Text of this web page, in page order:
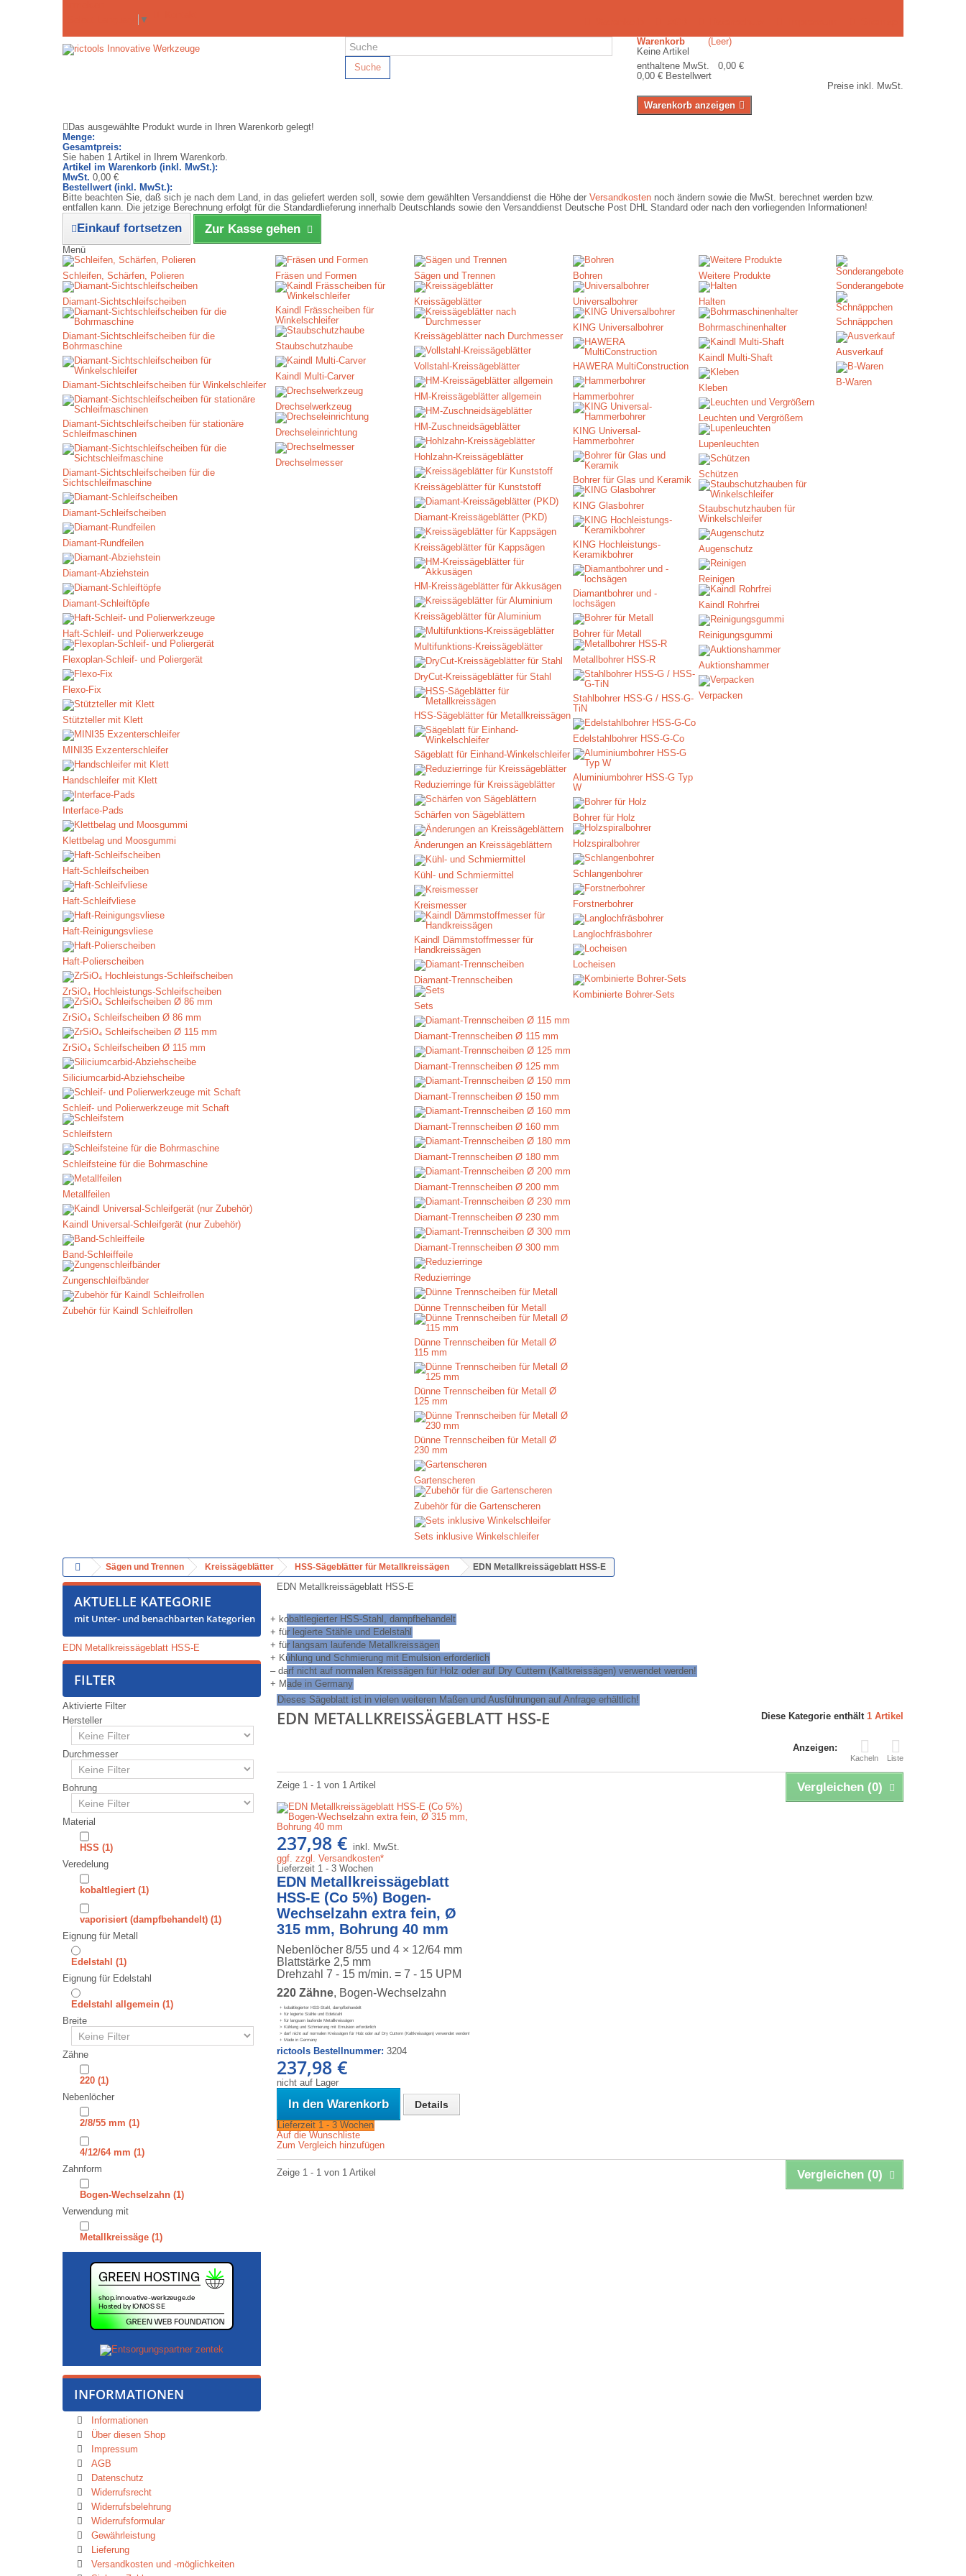
▼
Suche
Warenkorb
(Leer)
Keine Artikel
enthaltene MwSt. 0,00 €
0,00 € Bestellwert
Preise inkl. MwSt.
Warenkorb anzeigen
Das ausgewählte Produkt wurde in Ihren Warenkorb gelegt!
Menge:
Gesamtpreis:
Sie haben 1 Artikel in Ihrem Warenkorb.
Artikel im Warenkorb (inkl. MwSt.):
MwSt. 0,00 €
Bestellwert (inkl. MwSt.):
Bitte beachten Sie, daß sich je nach dem Land, in das geliefert werden soll, sowie dem gewählten Versanddienst die Höhe der Versandkosten noch ändern sowie die MwSt. berechnet werden bzw.
entfallen kann. Die jetzige Berechnung erfolgt für die Standardlieferung innerhalb Deutschlands sowie den Versanddienst Deutsche Post DHL Standard oder nach den vorliegenden Informationen!
Einkauf fortsetzen Zur Kasse gehen
Menü
Schleifen, Schärfen, Polieren
Diamant-Sichtschleifscheiben
Diamant-Sichtschleifscheiben für die
Bohrmaschine
Diamant-Sichtschleifscheiben für Winkelschleifer
Diamant-Sichtschleifscheiben für stationäre
Schleifmaschinen
Diamant-Sichtschleifscheiben für die
Sichtschleifmaschine
Diamant-Schleifscheiben
Diamant-Rundfeilen
Diamant-Abziehstein
Diamant-Schleiftöpfe
Haft-Schleif- und Polierwerkzeuge
Flexoplan-Schleif- und Poliergerät
Flexo-Fix
Stützteller mit Klett
MINI35 Exzenterschleifer
Handschleifer mit Klett
Interface-Pads
Klettbelag und Moosgummi
Haft-Schleifscheiben
Haft-Schleifvliese
Haft-Reinigungsvliese
Haft-Polierscheiben
ZrSiO₄ Hochleistungs-Schleifscheiben
ZrSiO₄ Schleifscheiben Ø 86 mm
ZrSiO₄ Schleifscheiben Ø 115 mm
Siliciumcarbid-Abziehscheibe
Schleif- und Polierwerkzeuge mit Schaft
Schleifstern
Schleifsteine für die Bohrmaschine
Metallfeilen
Kaindl Universal-Schleifgerät (nur Zubehör)
Band-Schleiffeile
Zungenschleifbänder
Zubehör für Kaindl Schleifrollen
Fräsen und Formen
Kaindl Frässcheiben für
Winkelschleifer
Staubschutzhaube
Kaindl Multi-Carver
Drechselwerkzeug
Drechseleinrichtung
Drechselmesser
Sägen und Trennen
Kreissägeblätter
Kreissägeblätter nach Durchmesser
Vollstahl-Kreissägeblätter
HM-Kreissägeblätter allgemein
HM-Zuschneidsägeblätter
Hohlzahn-Kreissägeblätter
Kreissägeblätter für Kunststoff
Diamant-Kreissägeblätter (PKD)
Kreissägeblätter für Kappsägen
HM-Kreissägeblätter für Akkusägen
Kreissägeblätter für Aluminium
Multifunktions-Kreissägeblätter
DryCut-Kreissägeblätter für Stahl
HSS-Sägeblätter für Metallkreissägen
Sägeblatt für Einhand-Winkelschleifer
Reduzierringe für Kreissägeblätter
Schärfen von Sägeblättern
Änderungen an Kreissägeblättern
Kühl- und Schmiermittel
Kreismesser
Kaindl Dämmstoffmesser für
Handkreissägen
Diamant-Trennscheiben
Sets
Diamant-Trennscheiben Ø 115 mm
Diamant-Trennscheiben Ø 125 mm
Diamant-Trennscheiben Ø 150 mm
Diamant-Trennscheiben Ø 160 mm
Diamant-Trennscheiben Ø 180 mm
Diamant-Trennscheiben Ø 200 mm
Diamant-Trennscheiben Ø 230 mm
Diamant-Trennscheiben Ø 300 mm
Reduzierringe
Dünne Trennscheiben für Metall
Dünne Trennscheiben für Metall Ø
115 mm
Dünne Trennscheiben für Metall Ø
125 mm
Dünne Trennscheiben für Metall Ø
230 mm
Gartenscheren
Zubehör für die Gartenscheren
Sets inklusive Winkelschleifer
Bohren
Universalbohrer
KING Universalbohrer
HAWERA MultiConstruction
Hammerbohrer
KING Universal-
Hammerbohrer
Bohrer für Glas und Keramik
KING Glasbohrer
KING Hochleistungs-
Keramikbohrer
Diamantbohrer und -
lochsägen
Bohrer für Metall
Metallbohrer HSS-R
Stahlbohrer HSS-G / HSS-G-
TiN
Edelstahlbohrer HSS-G-Co
Aluminiumbohrer HSS-G Typ
W
Bohrer für Holz
Holzspiralbohrer
Schlangenbohrer
Forstnerbohrer
Langlochfräsbohrer
Locheisen
Kombinierte Bohrer-Sets
Weitere Produkte
Halten
Bohrmaschinenhalter
Kaindl Multi-Shaft
Kleben
Leuchten und Vergrößern
Lupenleuchten
Schützen
Staubschutzhauben für
Winkelschleifer
Augenschutz
Reinigen
Kaindl Rohrfrei
Reinigungsgummi
Auktionshammer
Verpacken
Sonderangebote
Schnäppchen
Ausverkauf
B-Waren
Sägen und Trennen Kreissägeblätter HSS-Sägeblätter für Metallkreissägen EDN Metallkreissägeblatt HSS-E
AKTUELLE KATEGORIE
mit Unter- und benachbarten Kategorien
EDN Metallkreissägeblatt HSS-E
FILTER
Aktivierte Filter
Hersteller
Durchmesser
Bohrung
Material
⁠⁠⁠⁠⁠⁠HSS (1)
Veredelung
kobaltlegiert(1)
vaporisiert (dampfbehandelt) (1)
Eignung für Metall
⁠⁠⁠⁠⁠⁠⁠⁠Edelstahl (1)
Eignung für Edelstahl
Edelstahl allgemein (1)
Breite
Zähne
220 (1)
Nebenlöcher
2/8/55 mm (1)
4/12/64 mm (1)
Zahnform
Bogen-Wechselzahn (1)
Verwendung mit
Metallkreissäge (1)
INFORMATIONEN
Informationen
Über diesen Shop
Impressum
AGB
Datenschutz
Widerrufsrecht
Widerrufsbelehrung
Widerrufsformular
Gewährleistung
Lieferung
Versandkosten und -möglichkeiten
EDN Metallkreissägeblatt HSS-E
+ kobaltlegierter HSS-Stahl, dampfbehandelt
+ für legierte Stähle und Edelstahl
+ für langsam laufende Metallkreissägen
+ Kühlung und Schmierung mit Emulsion erforderlich
– darf nicht auf normalen Kreissägen für Holz oder auf Dry Cuttern (Kaltkreissägen) verwendet werden!
+ Made in Germany
Dieses Sägeblatt ist in vielen weiteren Maßen und Ausführungen auf Anfrage erhältlich!
EDN METALLKREISSÄGEBLATT HSS-E Diese Kategorie enthält 1 Artikel
Anzeigen:
Kacheln Liste
Vergleichen (0)
Zeige 1 - 1 von 1 Artikel
237,98 € inkl. MwSt.
ggf. zzgl. Versandkosten*
Lieferzeit 1 - 3 Wochen
EDN Metallkreissägeblatt
HSS-E (Co 5%) Bogen-
Wechselzahn extra fein, Ø
315 mm, Bohrung 40 mm
Nebenlöcher 8/55 und 4 × 12/64 mm
Blattstärke 2,5 mm
Drehzahl 7 - 15 m/min. = 7 - 15 UPM
220 Zähne, Bogen-Wechselzahn
+ kobaltlegierter HSS-Stahl, dampfbehandelt
+ für legierte Stähle und Edelstahl
+ für langsam laufende Metallkreissägen
> Kühlung und Schmierung mit Emulsion erforderlich
> darf nicht auf normalen Kreissägen für Holz oder auf Dry Cuttern (Kaltkreissägen) verwendet werden!
+ Made in Germany
rictools Bestellnummer: 3204
237,98 €
nicht auf Lager
In den Warenkorb Details
Lieferzeit 1 - 3 Wochen
Auf die Wunschliste
Zum Vergleich hinzufügen
Vergleichen (0)
Zeige 1 - 1 von 1 Artikel